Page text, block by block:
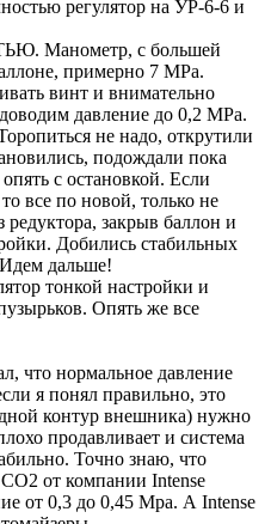
регулятор на УР-6-6 и
Манометр, с большей
примерно 7 МРа.
винт и внимательно
давление до 0,2 МРа.
не надо, открутили
подождали пока
с остановкой. Если
все по новой, только не
редуктора, закрыв баллон и
Добились стабильных
дальше!
тонкой настройки и
Опять же все
что нормальное давление
я понял правильно, это
контур внешника) нужно
продавливает и система
Точно знаю, что
от компании Intense
от 0,3 до 0,45 Mpa. А Intense